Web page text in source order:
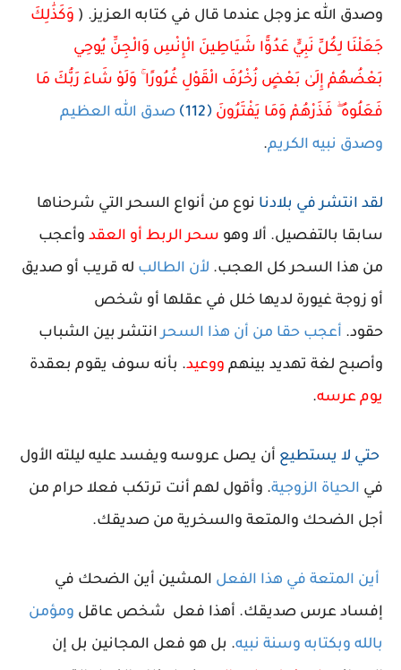
وصدق الله عز وجل عندما قال في كتابه العزيز. ( وَكَذَٰلِكَ
جَعَلْنَا لِكُلِّ نَبِيٍّ عَدُوًّا شَيَاطِينَ الْإِنْسِ وَالْجِنِّ يُوحِي
بَعْضُهُمْ إِلَىٰ بَعْضٍ زُخْرُفَ الْقَوْلِ غُرُورًا ۚ وَلَوْ شَاءَ رَبُّكَ مَا
فَعَلُوهُ ۖ فَذَرْهُمْ وَمَا يَفْتَرُونَ ﴿112﴾
صدق الله العظيم
وصدق نبيه الكريم.
لقد انتشر في بلادنا نوع من أنواع السحر التي شرحناها
سابقا بالتفصيل. ألا وهو سحر الربط أو العقد وأعجب
من هذا السحر كل العجب. لأن الطالب له قريب أو صديق
أو زوجة غيورة لديها خلل في عقلها أو شخص
حقود. أعجب حقا من أن هذا السحر انتشر بين الشباب
وأصبح لغة تهديد بينهم ووعيد. بأنه سوف يقوم بعقدة
يوم عرسه.
حتي لا يستطيع أن يصل عروسه ويفسد عليه ليلته الأول
في الحياة الزوجية. وأقول لهم أنت ترتكب فعلا حرام من
أجل الضحك والمتعة والسخرية من صديقك.
أين المتعة في هذا الفعل المشين أين الضحك في
إفساد عرس صديقك. أهذا فعل شخص عاقل ومؤمن
بالله وبكتابه وسنة نبيه. بل هو فعل المجانين بل إن